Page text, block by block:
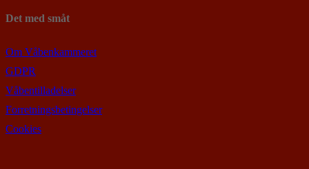
Det med småt
Om Våbenkammeret
GDPR
Våbentilladelser
Forretningsbetingelser
Cookies